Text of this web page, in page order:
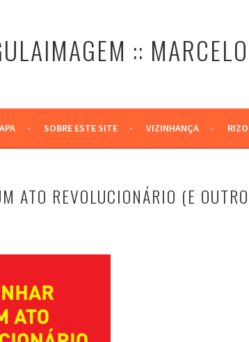
::
SOBRE ESTE SITE VIZINHANÇA
ATO REVOLUCIONÁRIO (E